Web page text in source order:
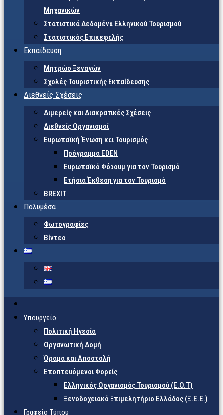
Μηχανικών
Στατιστικά Δεδομένα Ελληνικού Τουρισμού
Στατιστικός Επικεφαλής
Εκπαίδευση
Μητρώο Ξεναγών
Σχολές Τουριστικής Εκπαίδευσης
Διεθνείς Σχέσεις
Διμερείς και Διακρατικές Σχέσεις
Διεθνείς Οργανισμοί
Ευρωπαϊκή Ένωση και Τουρισμός
Πρόγραμμα EDEN
Ευρωπαϊκό Φόρουμ για τον Τουρισμό
Ετήσια Έκθεση για τον Τουρισμό
BREXIT
Πολυμέσα
Φωτογραφίες
Βίντεο
Υπουργείο
Πολιτική Ηγεσία
Οργανωτική Δομή
Όραμα και Αποστολή
Εποπτευόμενοι Φορείς
Eλληνικός Οργανισμός Τουρισμού (Ε.Ο.Τ)
Ξενοδοχειακό Επιμελητήριο Ελλάδος (Ξ.Ε.Ε.)
Γραφείο Τύπου